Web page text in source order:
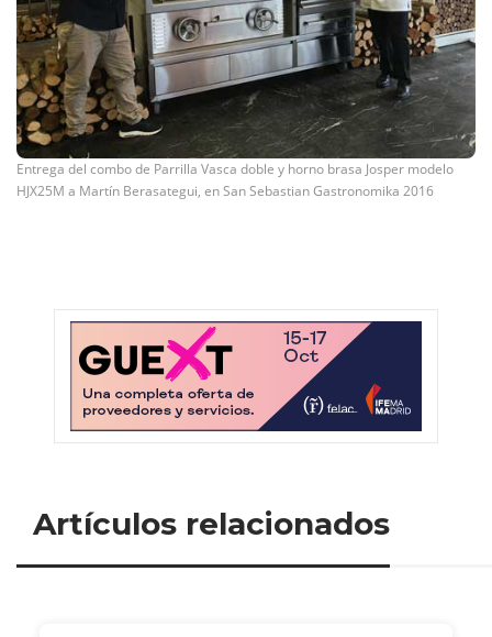
Entrega del combo de Parrilla Vasca doble y horno brasa Josper modelo
HJX25M a Martín Berasategui, en San Sebastian Gastronomika 2016
Artículos relacionados